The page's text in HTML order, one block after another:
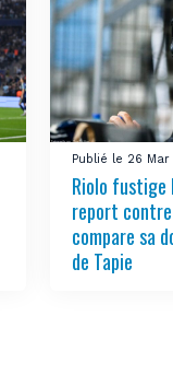
Publié le 26
Riolo fustige
report
compare sa
de Tapie